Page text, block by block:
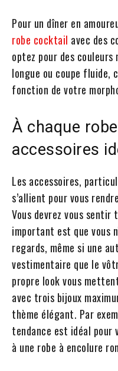
Pour un dîner en
robe cocktail avec des
optez pour des couleurs
longue ou coupe fluide,
fonction de votre
À chaque
accessoires
Les accessoires,
s’allient pour vous
Vous devrez vous sentir
important est que vous
regards, même si une
vestimentaire que le
propre look vous
avec trois bijoux
thème élégant. Par
tendance est idéal
à une robe à encolure